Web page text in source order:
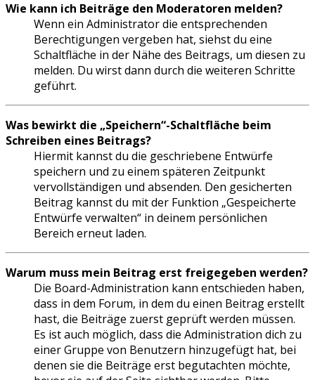
Wie kann ich Beiträge den Moderatoren melden?
Wenn ein Administrator die entsprechenden
Berechtigungen vergeben hat, siehst du eine
Schaltfläche in der Nähe des Beitrags, um diesen zu
melden. Du wirst dann durch die weiteren Schritte
geführt.
Was bewirkt die „Speichern“-Schaltfläche beim
Schreiben eines Beitrags?
Hiermit kannst du die geschriebene Entwürfe
speichern und zu einem späteren Zeitpunkt
vervollständigen und absenden. Den gesicherten
Beitrag kannst du mit der Funktion „Gespeicherte
Entwürfe verwalten“ in deinem persönlichen
Bereich erneut laden.
Warum muss mein Beitrag erst freigegeben werden?
Die Board-Administration kann entschieden haben,
dass in dem Forum, in dem du einen Beitrag erstellt
hast, die Beiträge zuerst geprüft werden müssen.
Es ist auch möglich, dass die Administration dich zu
einer Gruppe von Benutzern hinzugefügt hat, bei
denen sie die Beiträge erst begutachten möchte,